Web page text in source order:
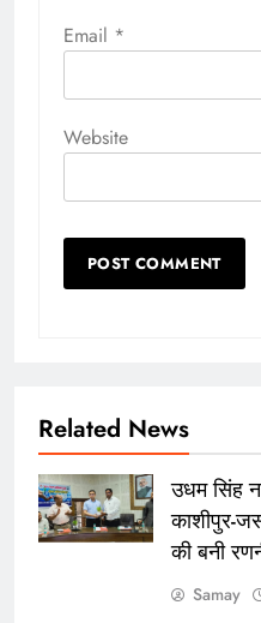
Email *
Website
Related News
उधम सिंह
काशीपुर-
की बनी
Samay